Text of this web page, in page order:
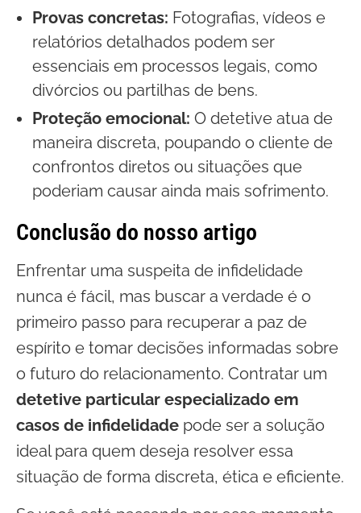
Provas concretas: Fotografias, vídeos e
relatórios detalhados podem ser
essenciais em processos legais, como
divórcios ou partilhas de bens.
Proteção emocional: O detetive atua de
maneira discreta, poupando o cliente de
confrontos diretos ou situações que
poderiam causar ainda mais sofrimento.
Conclusão do nosso artigo
Enfrentar uma suspeita de infidelidade
nunca é fácil, mas buscar a verdade é o
primeiro passo para recuperar a paz de
espírito e tomar decisões informadas sobre
o futuro do relacionamento. Contratar um
detetive particular especializado em
casos de infidelidade pode ser a solução
ideal para quem deseja resolver essa
situação de forma discreta, ética e eficiente.